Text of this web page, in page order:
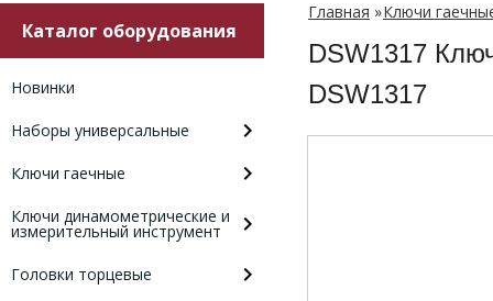
Каталог оборудования
Новинки
Наборы универсальные
Ключи гаечные
Ключи динамометрические и
измерительный инструмент
Головки торцевые
Главная »Ключи
DSW1317
DSW1317